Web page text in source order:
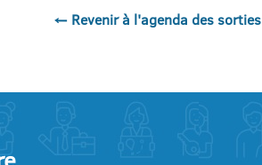
← Revenir à l'agenda des sorties